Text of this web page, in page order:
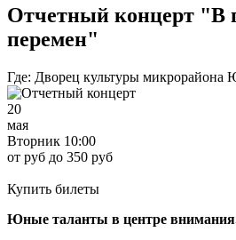
Отчетный концерт "В
перемен"
Где: Дворец культуры
20
мая
Вторник 10:00
от руб до 350 руб
Купить билеты
Юные таланты в центре